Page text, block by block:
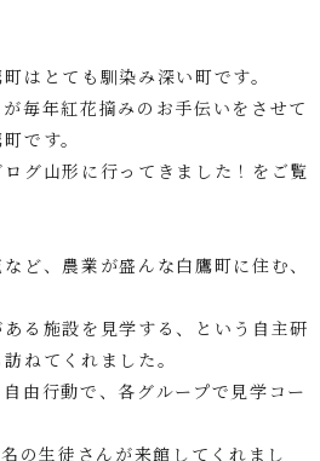
はとても馴染み深い町です。
毎年紅花摘みのお手伝いをさせて
です。
グ山形に行ってきました！をご覧
ど、農業が盛んな白鷹町に住む、
る施設を見学する、という自主研
ねてくれました。
由行動で、各グループで見学コー
の生徒さんが来館してくれまし